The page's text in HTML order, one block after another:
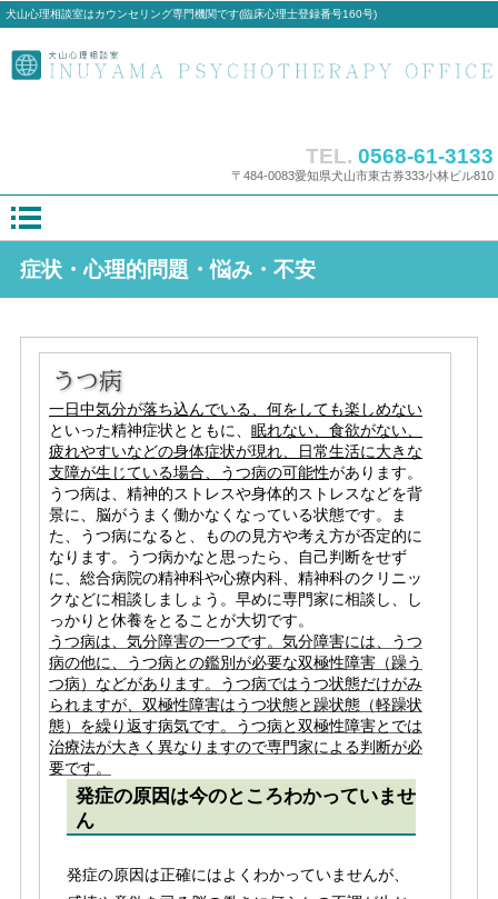
犬山心理相談室はカウンセリング専門機関です(臨床心理士登録番号160号)
TEL. 0568-61-3133
〒484-0083愛知県犬山市東古券333小林ビル810
症状・心理的問題・悩み・不安
一日中気分が落ち込んでいる、何をしても楽しめない
といった精神症状とともに、 眠れない、食欲がない、
疲れやすいなどの身体症状が現れ、日常生活に大きな
支障が生じている場合、うつ病の可能性があります。
うつ病は、精神的ストレスや身体的ストレスなどを背
景に、脳がうまく働かなくなっている状態です。ま
た、うつ病になると、ものの見方や考え方が否定的に
なります。うつ病かなと思ったら、自己判断をせず
に、総合病院の精神科や心療内科、精神科のクリニッ
クなどに相談しましょう。早めに専門家に相談し、し
っかりと休養をとることが大切です。
うつ病は、気分障害の一つです。気分障害には、うつ
病の他に、うつ病との鑑別が必要な双極性障害（躁う
つ病）などがあります。うつ病ではうつ状態だけがみ
られますが、双極性障害はうつ状態と躁状態（軽躁状
態）を繰り返す病気です。うつ病と双極性障害とでは
治療法が大きく異なりますので専門家による判断が必
要です。
発症の原因は今のところわかっていませ
ん
発症の原因は正確にはよくわかっていませんが、